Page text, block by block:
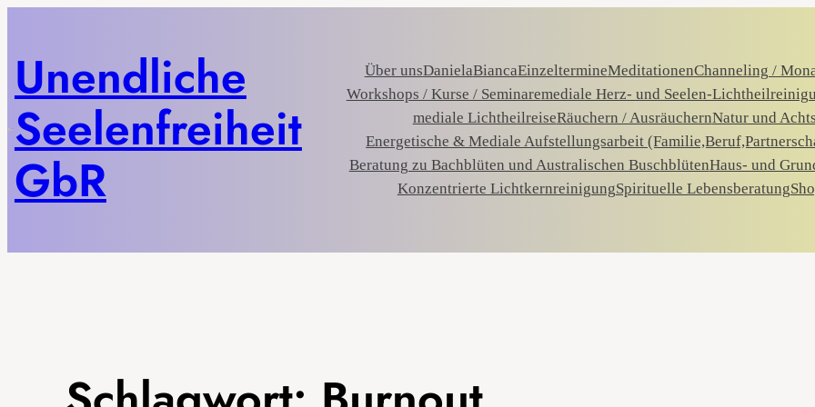
Unendliche
Seelenfreiheit
GbR
Über unsDanielaBiancaEinzeltermineMeditationenChanneling /
Workshops / Kurse / Seminaremediale Herz- und Seelen-
mediale LichtheilreiseRäuchern / AusräuchernNatur und
Energetische & Mediale Aufstellungsarbeit
Beratung zu Bachblüten und Australischen BuschblütenHaus- und
Konzentrierte LichtkernreinigungSpirituelle Lebensberatung